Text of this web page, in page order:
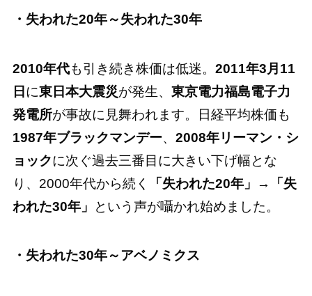
・失われた20年～失われた30年
2010年代も引き続き株価は低迷。 2011年3月11
日 に東日本大震災が発生、 東京電力福島電子力
発電所が事故に見舞われます。日経平均株価も
1987年ブラックマンデー、 2008年リーマン・シ
ョックに次ぐ過去三番目に大きい下げ幅とな
り、2000年代から続く
「失われた20年」 →
「失
われた30年」
という声が囁かれ始めました。
・失われた30年～アベノミクス